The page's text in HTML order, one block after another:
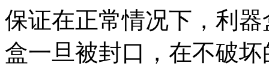
保证在正常情况下，利
盒一旦被封口，在不破